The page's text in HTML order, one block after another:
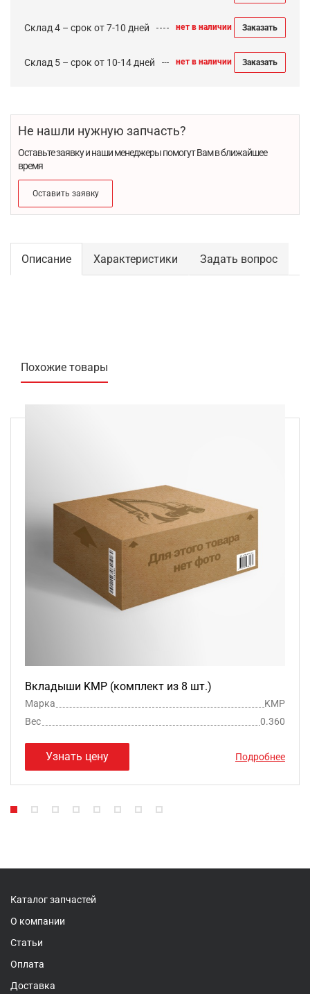
Склад 4 – срок от 7-10 дней нет в наличии Заказать
Склад 5 – срок от 10-14 дней нет в наличии Заказать
Не нашли нужную запчасть?
Оставьте заявку и наши менеджеры помогут Вам в ближайшее
время
Оставить заявку
Описание Характеристики Задать вопрос
Похожие товары
Вкладыши KMP (комплект из 8 шт.)
Марка
KMP
Вес
0.360
Узнать цену Подробнее
Каталог запчастей
О компании
Статьи
Оплата
Доставка